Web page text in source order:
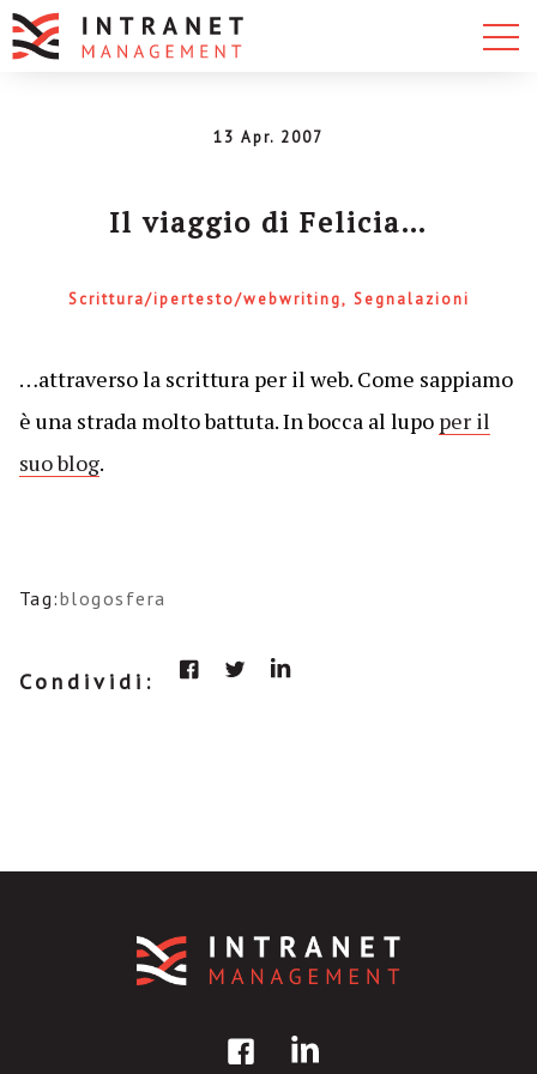
13 Apr. 2007
Il viaggio di Felicia…
Scrittura/ipertesto/webwriting Segnalazioni
…attraverso la scrittura per il web. Come sappiamo
è una strada molto battuta. In bocca al lupo per il
suo blog.
Tag:blogosfera
Condividi: